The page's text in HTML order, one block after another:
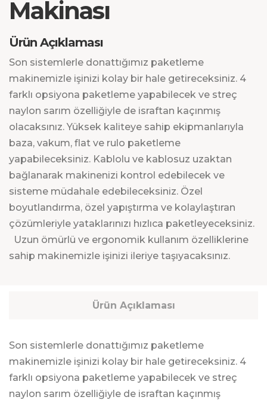
Makinası
Ürün Açıklaması
Son sistemlerle donattığımız paketleme
makinemizle işinizi kolay bir hale getireceksiniz. 4
farklı opsiyona paketleme yapabilecek ve streç
naylon sarım özelliğiyle de israftan kaçınmış
olacaksınız. Yüksek kaliteye sahip ekipmanlarıyla
baza, vakum, flat ve rulo paketleme
yapabileceksiniz. Kablolu ve kablosuz uzaktan
bağlanarak makinenizi kontrol edebilecek ve
sisteme müdahale edebileceksiniz. Özel
boyutlandırma, özel yapıştırma ve kolaylaştıran
çözümleriyle yataklarınızı hızlıca paketleyeceksiniz.
Uzun ömürlü ve ergonomik kullanım özelliklerine
sahip makinemizle işinizi ileriye taşıyacaksınız.
Ürün Açıklaması
Son sistemlerle donattığımız paketleme
makinemizle işinizi kolay bir hale getireceksiniz. 4
farklı opsiyona paketleme yapabilecek ve streç
naylon sarım özelliğiyle de israftan kaçınmış